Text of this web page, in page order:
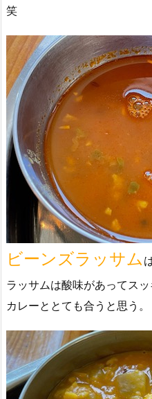
笑
ビーンズラッサム
ラッサムは酸味があってスッ
カレーととても合うと思う。